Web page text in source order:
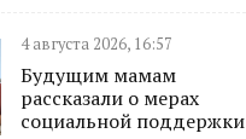
4 августа 2026, 16:57
Будущим мамам
рассказали о мерах
социальной поддержки